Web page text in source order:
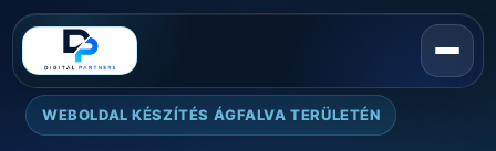
WEBOLDAL KÉSZÍTÉS ÁGFALVA TERÜLETÉN